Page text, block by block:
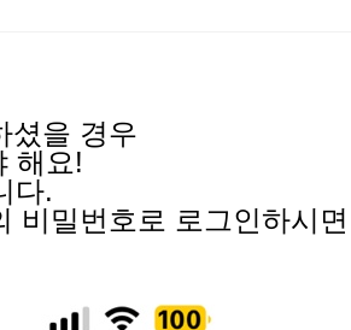
셨을 경우
해요!
다.
비밀번호로 로그인하시